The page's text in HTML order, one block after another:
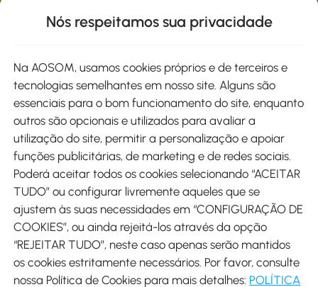
Métodos de pagamento
Envio
Descarregar Aosom App
Nós respeitamos sua privacidade
Na AOSOM, usamos cookies próprios e de terceiros e
tecnologias semelhantes em nosso site. Alguns são
essenciais para o bom funcionamento do site, enquanto
outros são opcionais e utilizados para avaliar a
utilização do site, permitir a personalização e apoiar
funções publicitárias, de marketing e de redes sociais.
Poderá aceitar todos os cookies selecionando “ACEITAR
TUDO” ou configurar livremente aqueles que se
ajustem às suas necessidades em “CONFIGURAÇÃO DE
COOKIES”, ou ainda rejeitá-los através da opção
“REJEITAR TUDO”, neste caso apenas serão mantidos
os cookies estritamente necessários. Por favor, consulte
nossa Política de Cookies para mais detalhes: POLÍTICA